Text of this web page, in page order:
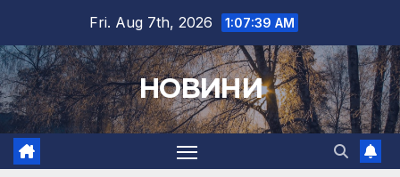
content
Fri. Aug 7th, 2026 1:07:40 AM
НОВИНИ